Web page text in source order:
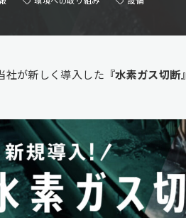
社が新しく導入した 『水素ガス切断』